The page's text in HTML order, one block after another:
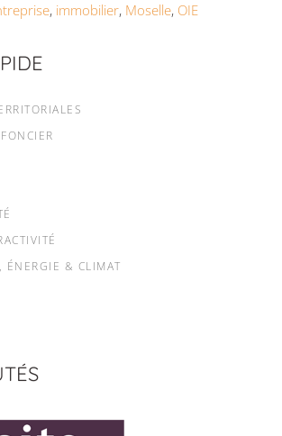
, immobilier, Moselle, OIE
ÉNERGIE & CLIMAT